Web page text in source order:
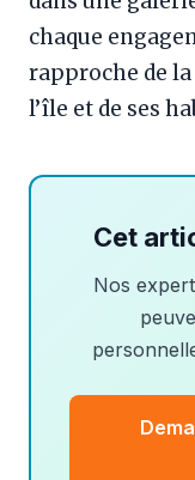
chaque
rapproche de
l’île et de ses
Cet
Nos